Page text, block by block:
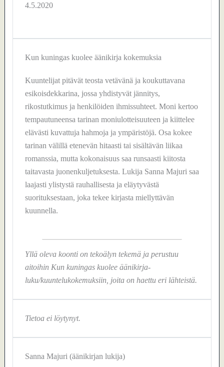
4.5.2020
Kun kuningas kuolee äänikirja kokemuksia
Kuuntelijat pitävät teosta vetävänä ja koukuttavana
esikoisdekkarina, jossa yhdistyvät jännitys,
rikostutkimus ja henkilöiden ihmissuhteet. Moni kertoo
tempautuneensa tarinan moniulotteisuuteen ja kiittelee
elävästi kuvattuja hahmoja ja ympäristöjä. Osa kokee
tarinan välillä etenevän hitaasti tai sisältävän liikaa
romanssia, mutta kokonaisuus saa runsaasti kiitosta
taitavasta juonenkuljetuksesta. Lukija Sanna Majuri saa
laajasti ylistystä rauhallisesta ja eläytyvästä
suorituksestaan, joka tekee kirjasta miellyttävän
kuunnella.
Yllä oleva koonti on tekoälyn tekemä ja perustuu
aitoihin Kun kuningas kuolee äänikirja-
luku/kuuntelukokemuksiin, joita on haettu eri lähteistä.
Tietoa ei löytynyt.
Sanna Majuri (äänikirjan lukija)